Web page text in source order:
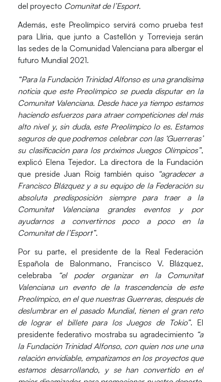
del proyecto Comunitat de l’Esport.
Además, este Preolímpico servirá como prueba test
para Llíria, que junto a Castellón y Torrevieja serán
las sedes de la Comunidad Valenciana para albergar el
futuro Mundial 2021.
“Para la Fundación Trinidad Alfonso es una grandísima
noticia que este Preolímpico se pueda disputar en la
Comunitat Valenciana. Desde hace ya tiempo estamos
haciendo esfuerzos para atraer competiciones del más
alto nivel y, sin duda, este Preolímpico lo es. Estamos
seguros de que podremos celebrar con las ‘Guerreras’
su clasificación para los próximos Juegos Olímpicos”,
explicó Elena Tejedor. La directora de la Fundación
que preside Juan Roig también quiso “agradecer a
Francisco Blázquez y a su equipo de la Federación su
absoluta predisposición siempre para traer a la
Comunitat Valenciana grandes eventos y por
ayudarnos a convertirnos poco a poco en la
Comunitat de l’Esport”.
Por su parte, el presidente de la Real Federación
Española de Balonmano, Francisco V. Blázquez,
celebraba
“el poder organizar en la Comunitat
Valenciana un evento de la trascendencia de este
Preolímpico, en el que nuestras Guerreras, después de
deslumbrar en el pasado Mundial, tienen el gran reto
de lograr el billete para los Juegos de Tokio”. El
presidente federativo mostraba su agradecimiento “a
la Fundación Trinidad Alfonso, con quien nos une una
relación envidiable, empatizamos en los proyectos que
estamos desarrollando, y se han convertido en el